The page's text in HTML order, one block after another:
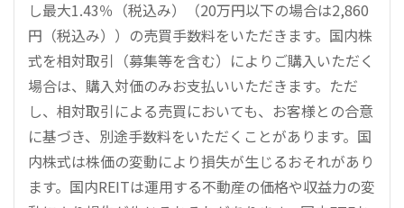
し最大1.43％（税込み）（20万円以下の場合は2,860
円（税込み））の売買手数料をいただきます。国内株
式を相対取引（募集等を含む）によりご購入いただく
場合は、購入対価のみお支払いいただきます。ただ
し、相対取引による売買においても、お客様との合意
に基づき、別途手数料をいただくことがあります。国
内株式は株価の変動により損失が生じるおそれがあり
ます。国内REITは運用する不動産の価格や収益力の変